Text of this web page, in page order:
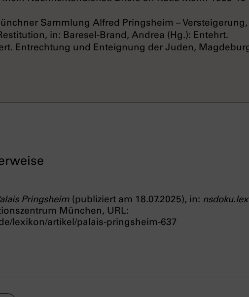
Sammlung Alfred Pringsheim – Versteigerung,
in: Baresel-Brand, Andrea (Hg.): Entehrt.
Entrechtung und Enteignung der Juden,
Pringsheim (publiziert am 18.07.2025), in:
München, URL:
lexikon/artikel/palais-pringsheim-637